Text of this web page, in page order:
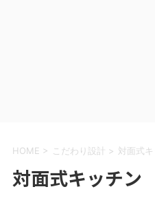
HOME > こだわり設計 > 対面式
対面式キッチン